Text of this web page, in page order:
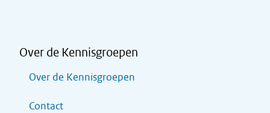
Over de Kennisgroepen
Over de Kennisgroepen
Contact